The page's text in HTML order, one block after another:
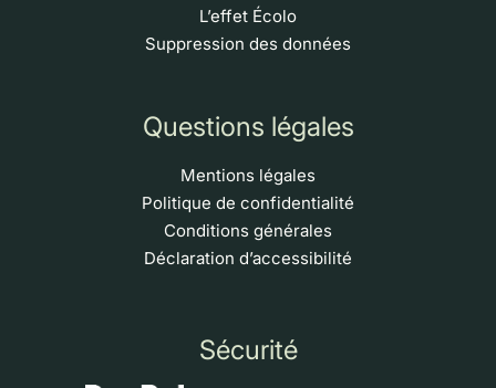
L’effet Écolo
Suppression des données
Questions légales
Mentions légales
Politique de confidentialité
Conditions générales
Déclaration d’accessibilité
Sécurité